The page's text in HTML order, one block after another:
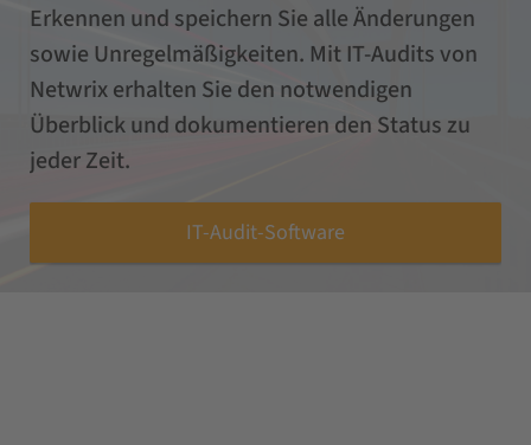
Erkennen und speichern Sie alle Änderungen
sowie Unregelmäßigkeiten. Mit IT-Audits von
Netwrix erhalten Sie den notwendigen
Überblick und dokumentieren den Status zu
jeder Zeit.
IT-Audit-Software